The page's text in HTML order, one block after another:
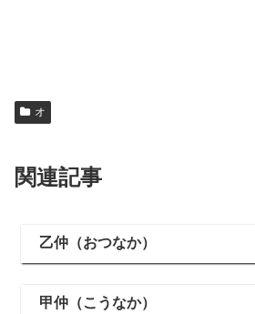
オ
関連記事
乙仲（おつなか）
甲仲（こうなか）